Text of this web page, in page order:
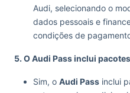
Audi, selecionando o
dados pessoais e
condições de
5. O Audi Pass inclui
Sim, o Audi Pass inclui